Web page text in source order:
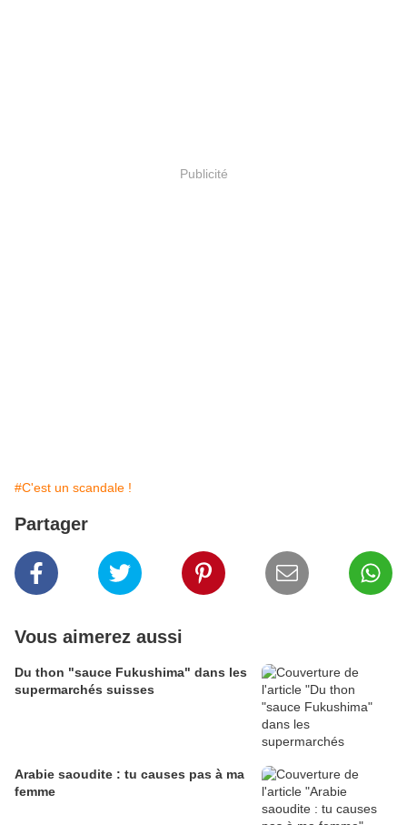
Publicité
#C'est un scandale !
Partager
Vous aimerez aussi
Du thon "sauce Fukushima" dans les
supermarchés suisses
Arabie saoudite : tu causes pas à ma
femme